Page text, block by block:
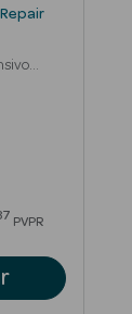
reduced
PVPR